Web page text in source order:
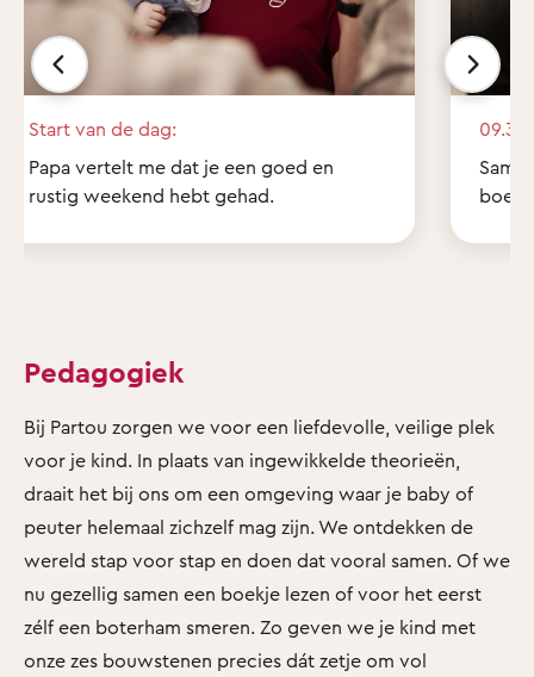
Start van de dag:
Papa vertelt me dat je een goed en
rustig weekend hebt gehad.
09.30
Pedagogiek
Bij Partou zorgen we voor een liefdevolle, veilige plek
voor je kind. In plaats van ingewikkelde theorieën,
draait het bij ons om een omgeving waar je baby of
peuter helemaal zichzelf mag zijn. We ontdekken de
wereld stap voor stap en doen dat vooral samen. Of we
nu gezellig samen een boekje lezen of voor het eerst
zélf een boterham smeren. Zo geven we je kind met
onze zes bouwstenen precies dát zetje om vol